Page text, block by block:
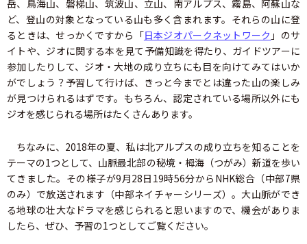
岳、鳥海山、磐梯山、筑波山、立山、南アルプス、霧島、阿蘇山な
ど、登山の対象となっている山も多く含まれます。それらの山に登
るときは、せっかくですから「日本ジオパークネットワーク 」のサ
イトや、ジオに関する本を見て予備知識を得たり、ガイドツアーに
参加したりして、ジオ・大地の成り立ちにも目を向けてみてはいか
がでしょう？予習して行けば、きっと今までとは違った山の楽しみ
が見つけられるはずです。もちろん、認定されている場所以外にも
ジオを感じられる場所はたくさんあります。
ちなみに、2018年の夏、私は北アルプスの成り立ちを知ることを
テーマの1つとして、山脈最北部の秘境・栂海（つがみ）新道を歩い
てきました。その様子が9月28日19時56分からNHK総合（中部7県
のみ）で放送されます（中部ネイチャーシリーズ）。大山脈ができ
る地球の壮大なドラマを感じられると思いますので、機会がありま
したら、ぜひ、予習の1つとしてご覧ください。